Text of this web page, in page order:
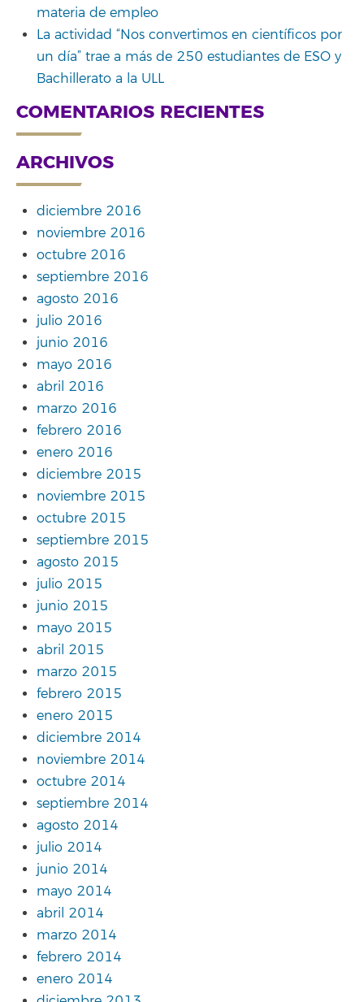
materia de empleo
La actividad “Nos convertimos en científicos por
un día” trae a más de 250 estudiantes de ESO y
Bachillerato a la ULL
COMENTARIOS RECIENTES
ARCHIVOS
diciembre 2016
noviembre 2016
octubre 2016
septiembre 2016
agosto 2016
julio 2016
junio 2016
mayo 2016
abril 2016
marzo 2016
febrero 2016
enero 2016
diciembre 2015
noviembre 2015
octubre 2015
septiembre 2015
agosto 2015
julio 2015
junio 2015
mayo 2015
abril 2015
marzo 2015
febrero 2015
enero 2015
diciembre 2014
noviembre 2014
octubre 2014
septiembre 2014
agosto 2014
julio 2014
junio 2014
mayo 2014
abril 2014
marzo 2014
febrero 2014
enero 2014